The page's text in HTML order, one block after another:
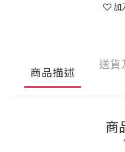
加
商品描述
送貨
商